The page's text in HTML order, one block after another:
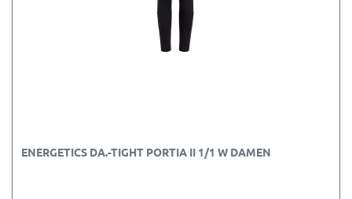
ENERGETICS DA.-TIGHT PORTIA II 1/1 W DAMEN